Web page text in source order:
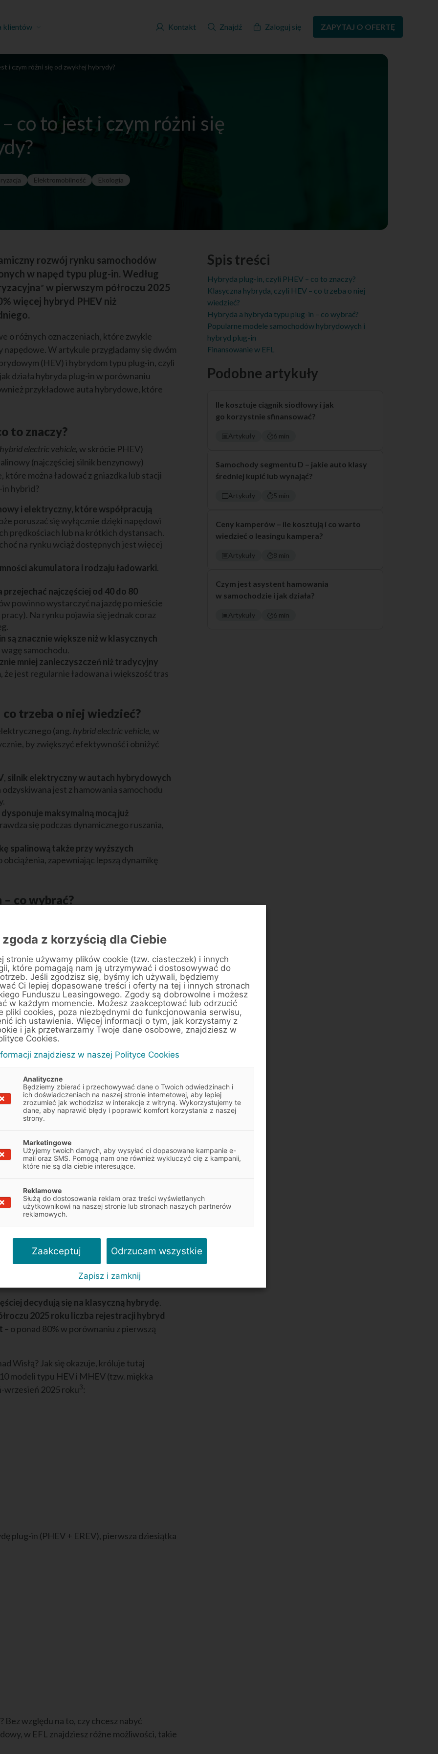
klientów Kontakt Znajdź Zaloguj się ZAPYTAJ O OFERTĘ
i czym różni się od zwykłej hybrydy?
co to jest i czym różni się
Elektromobilność Ekologia
rozwój rynku samochodów
w napęd typu plug-in. Według
” w pierwszym półroczu 2025
więcej hybryd PHEV niż
o różnych oznaczeniach, które zwykle
W artykule przyglądamy się dwóm
(HEV) i hybrydom typu plug-in, czyli
działa hybryda plug-in w porównaniu
przykładowe auta hybrydowe, które
to znaczy?
electric vehicle, w skrócie PHEV)
(najczęściej silnik benzynowy)
można ładować z gniazdka lub stacji
in hybrid?
i elektryczny, które współpracują
poruszać się wyłącznie dzięki napędowi
prędkościach lub na krótkich dystansach.
na rynku wciąż dostępnych jest więcej
akumulatora i rodzaju ładowarki.
najczęściej od 40 do 80
powinno wystarczyć na jazdę po mieście
Na rynku pojawia się jednak coraz
znacznie większe niż w klasycznych
wagę samochodu.
mniej zanieczyszczeń niż tradycyjny
że jest regularnie ładowana i większość tras
trzeba o niej wiedzieć?
(ang. hybrid electric vehicle, w
by zwiększyć efektywność i obniżyć
, silnik elektryczny w autach hybrydowych
odzyskiwana jest z hamowania samochodu
maksymalną mocą już
się podczas dynamicznego ruszania,
spalinową także przy wyższych
zapewniając lepszą dynamikę
co wybrać?
hybrydą a hybrydą plug-in, warto
się dostępnym na rynku modelom.
ładuje się podczas jazdy.
w wyniku rekuperacji, ale tutaj należy
prądu (w domu lub na publicznej stacji
najważniejsze zalety auta hybrydowego,
, a przez toograniczyćemisję
są jednak nieco droższe od samochodów
tego typu pojazdów ich cena powinna
hybrydy plug-in – z reguły mają
użytkowania– można powiedzieć, że
ponieważ akumulator ładuje się
głośniej niż hybryda plug-in, ale za to
rozwiązań jestpłynność działania
silnikiem spalinowym jest w zasadzie
hybrydowych i hybryd plug-in
kupić hybrydę. Według danych Polskiego
roku zarejestrowano w naszym kraju
w tym:
roku),
do roku),
decydują się na klasyczną hybrydę.
2025 roku liczba rejestracji hybryd
– o ponad 80% w porównaniu z pierwszą
Wisłą? Jak się okazuje, króluje tutaj
modeli typu HEV i MHEV (tzw. miękka
wrzesień 2025 roku3:
plug-in (PHEV + EREV), pierwsza dziesiątka
względu na to, czy chcesz nabyć
w EFL znajdziesz różne możliwości, takie
Spis treści
Hybryda plug-in, czyli PHEV – co to znaczy?
Klasyczna hybryda, czyli HEV – co trzeba o niej
wiedzieć?
Hybryda a hybryda typu plug-in – co wybrać?
Popularne modele samochodów hybrydowych i
hybryd plug-in
Finansowanie w EFL
Podobne artykuły
Ile kosztuje ciągnik siodłowy i jak
go korzystnie sfinansować?
Artykuły 6 min
Samochody segmentu D – jakie auto klasy
średniej kupić lub wynająć?
Artykuły 5 min
Ceny kamperów – ile kosztują i co warto
wiedzieć o leasingu kampera?
Artykuły 8 min
Czym jest asystent hamowania
w samochodzie i jak działa?
Artykuły 6 min
z korzyścią dla Ciebie
stronie używamy plików cookie (tzw. ciasteczek) i innych
które pomagają nam ją utrzymywać i dostosowywać do
Jeśli zgodzisz się, byśmy ich używali, będziemy
Ci lepiej dopasowane treści i oferty na tej i innych stronach
Funduszu Leasingowego. Zgody są dobrowolne i możesz
w każdym momencie. Możesz zaakceptować lub odrzucić
pliki cookies, poza niezbędnymi do funkcjonowania serwisu,
ich ustawienia. Więcej informacji o tym, jak korzystamy z
i jak przetwarzamy Twoje dane osobowe, znajdziesz w
Cookies.
znajdziesz w naszej Polityce Cookies
Analityczne
Będziemy zbierać i przechowywać dane o Twoich odwiedzinach i
ich doświadczeniach na naszej stronie internetowej, aby lepiej
zrozumieć jak wchodzisz w interakcje z witryną. Wykorzystujemy te
dane, aby naprawić błędy i poprawić komfort korzystania z naszej
strony.
Marketingowe
Użyjemy twoich danych, aby wysyłać ci dopasowane kampanie e-
mail oraz SMS. Pomogą nam one również wykluczyć cię z kampanii,
które nie są dla ciebie interesujące.
Reklamowe
Służą do dostosowania reklam oraz treści wyświetlanych
użytkownikowi na naszej stronie lub stronach naszych partnerów
reklamowych.
Zaakceptuj Odrzucam wszystkie
Zapisz i zamknij